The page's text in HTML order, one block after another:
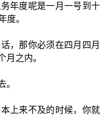
年度呢是一月一号到十
度。
，那你必须在四月四月
月之内。
。
上来不及的时候，你就